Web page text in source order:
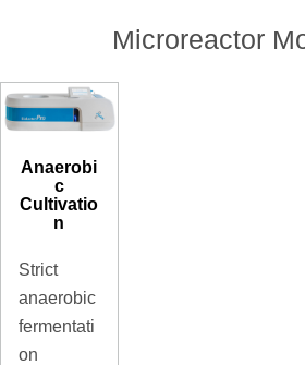
Microreactor
Anaerobi
c
Cultivatio
n
Strict
anaerobic
fermentati
on